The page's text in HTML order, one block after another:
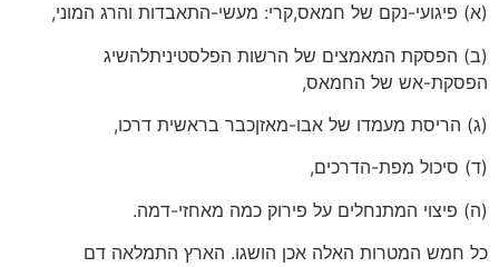
(א) פיגועי-נקם של חמאס,קרי: מעשי-התאבדות והרג המוני,
(ב) הפסקת המאמצים של הרשות הפלסטיניתלהשיג
הפסקת-אש של החמאס,
(ג) הריסת מעמדו של אבו-מאזןכבר בראשית דרכו,
(ד) סיכול מפת-הדרכים,
(ה) פיצוי המתנחלים על פירוק כמה מאחזי-דמה.
כל חמש המטרות האלה אכן הושגו. הארץ התמלאה דם